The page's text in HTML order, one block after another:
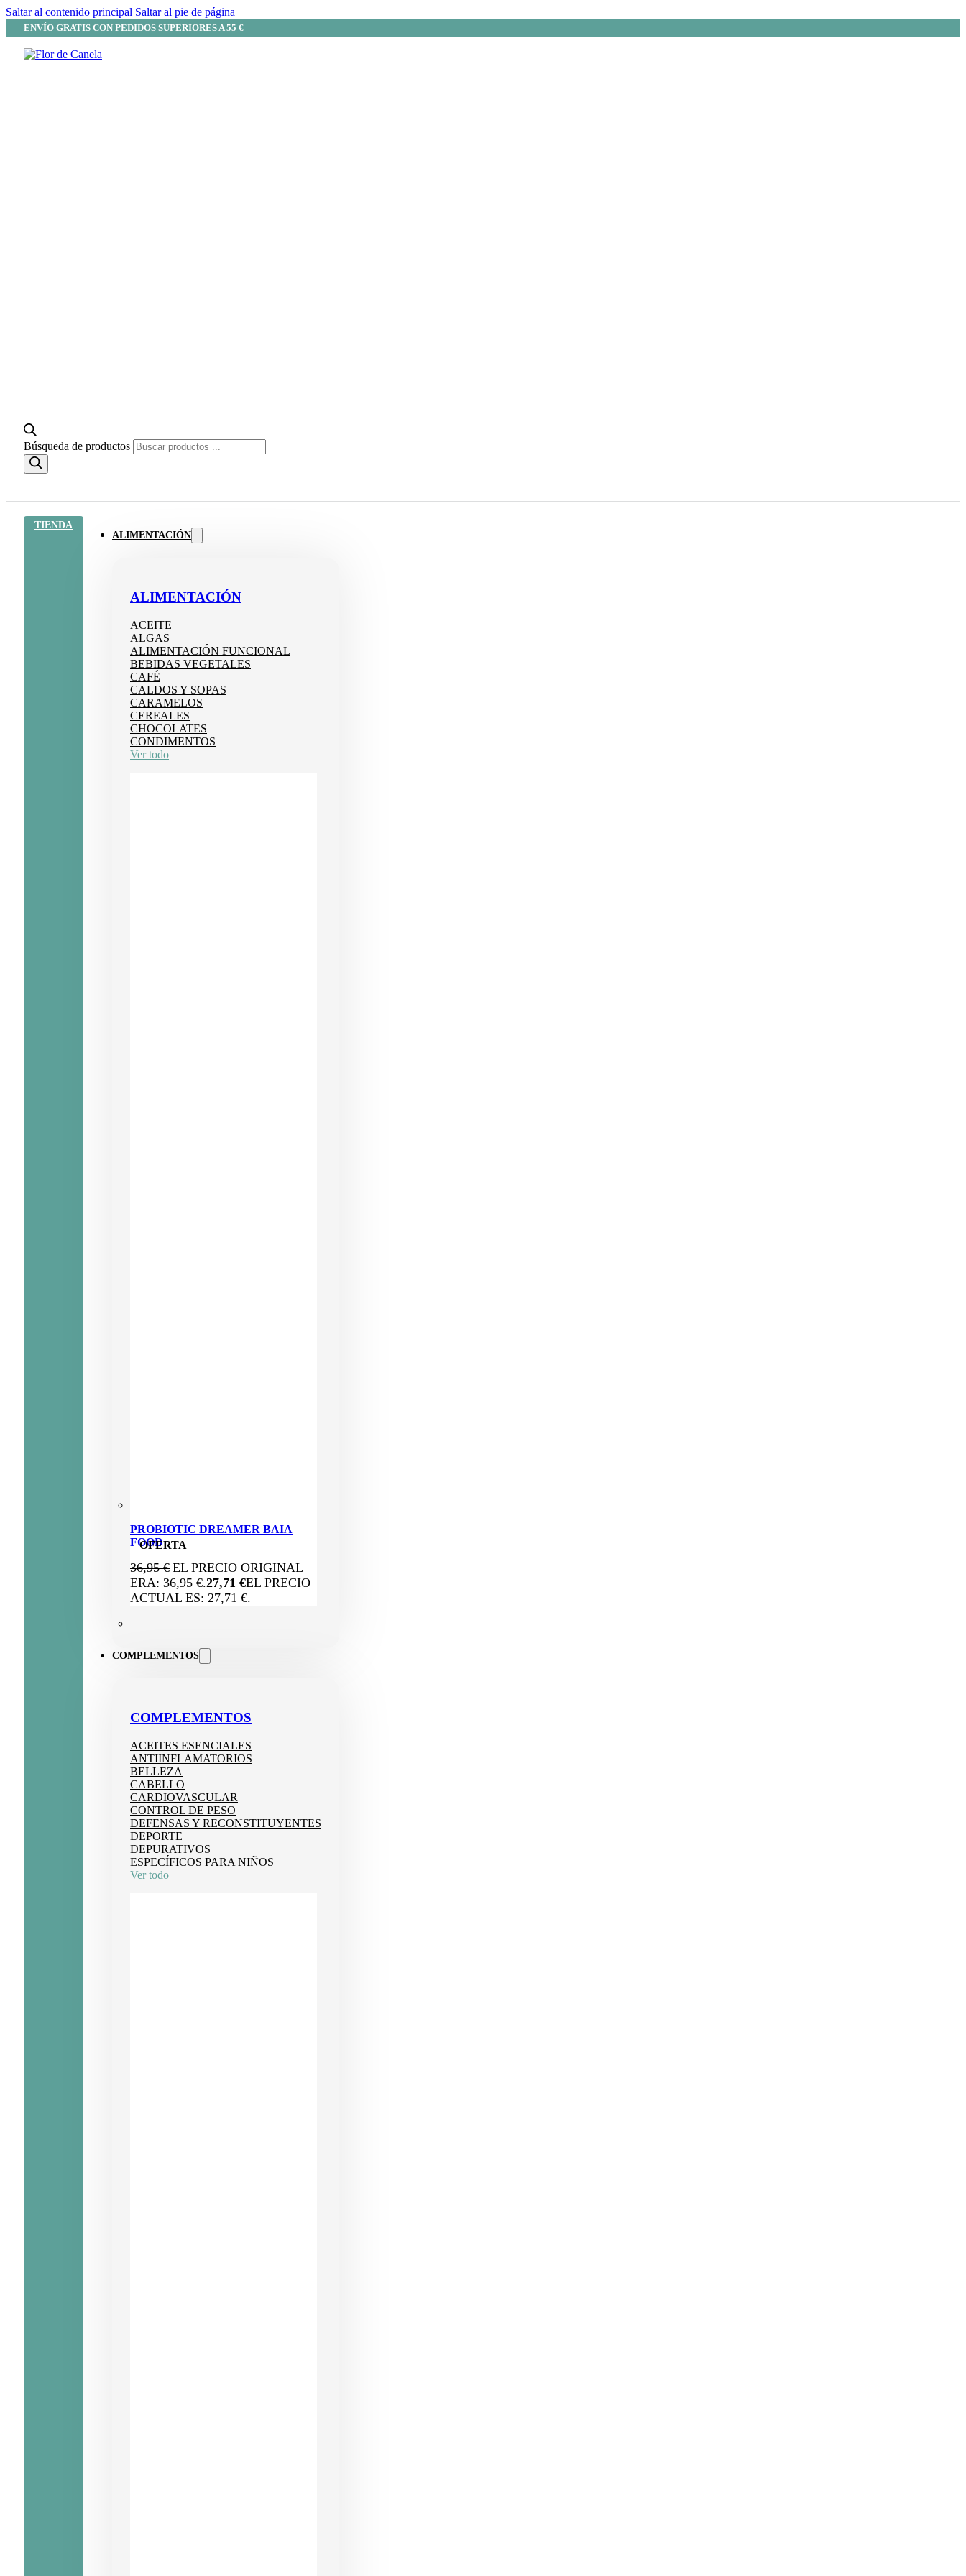
Saltar al contenido principal Saltar al pie de página
ENVÍO GRATIS CON PEDIDOS SUPERIORES A 55 €
Búsqueda de productos
TIENDA
ALIMENTACIÓN
ALIMENTACIÓN
ACEITE
ALGAS
ALIMENTACIÓN FUNCIONAL
BEBIDAS VEGETALES
CAFÉ
CALDOS Y SOPAS
CARAMELOS
CEREALES
CHOCOLATES
CONDIMENTOS
Ver todo
OFERTA
PROBIOTIC DREAMER BAIA
FOOD
36,95€ EL PRECIO ORIGINAL
ERA: 36,95 €.27,71 €EL PRECIO
ACTUAL ES: 27,71 €.
COMPLEMENTOS
COMPLEMENTOS
ACEITES ESENCIALES
ANTIINFLAMATORIOS
BELLEZA
CABELLO
CARDIOVASCULAR
CONTROL DE PESO
DEFENSAS Y RECONSTITUYENTES
DEPORTE
DEPURATIVOS
ESPECÍFICOS PARA NIÑOS
Ver todo